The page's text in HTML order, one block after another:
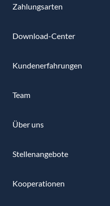
Zahlungsarten
Download-Center
Kundenerfahrungen
Team
Über uns
Stellenangebote
Kooperationen